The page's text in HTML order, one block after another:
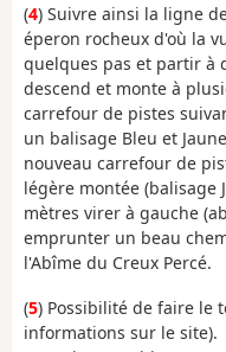
(4) Suivre ainsi la ligne
éperon rocheux d'où la
quelques pas et partir à
descend et monte à
carrefour de pistes
un balisage Bleu et
nouveau carrefour de
légère montée (balisage
mètres virer à gauche
emprunter un beau
l'Abîme du Creux Percé.
(5) Possibilité de faire le
informations sur le site).